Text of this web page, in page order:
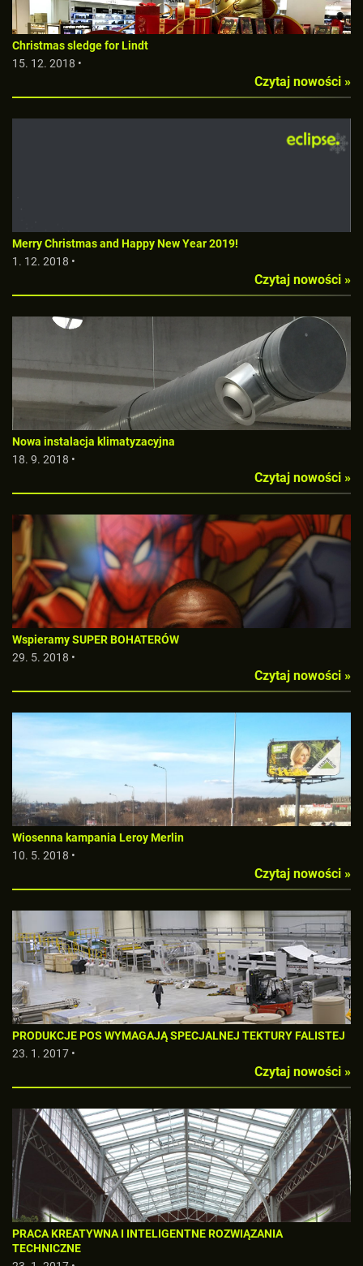
Christmas sledge for Lindt
15. 12. 2018 •
Czytaj nowości »
Merry Christmas and Happy New Year 2019!
1. 12. 2018 •
Czytaj nowości »
Nowa instalacja klimatyzacyjna
18. 9. 2018 •
Czytaj nowości »
Wspieramy SUPER BOHATERÓW
29. 5. 2018 •
Czytaj nowości »
Wiosenna kampania Leroy Merlin
10. 5. 2018 •
Czytaj nowości »
PRODUKCJE POS WYMAGAJĄ SPECJALNEJ TEKTURY FALISTEJ
23. 1. 2017 •
Czytaj nowości »
PRACA KREATYWNA I INTELIGENTNE ROZWIĄZANIA
TECHNICZNE